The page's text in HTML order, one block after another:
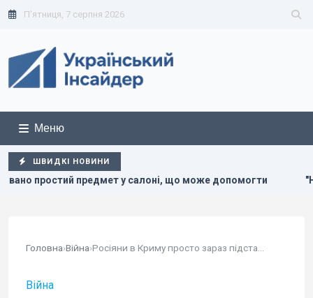
П'ятниця, 7 серпня 2026
Меню
ШВИДКІ НОВИНИ
у салоні, що може допомогти "Нам самим
Головна›Війна›
Війна